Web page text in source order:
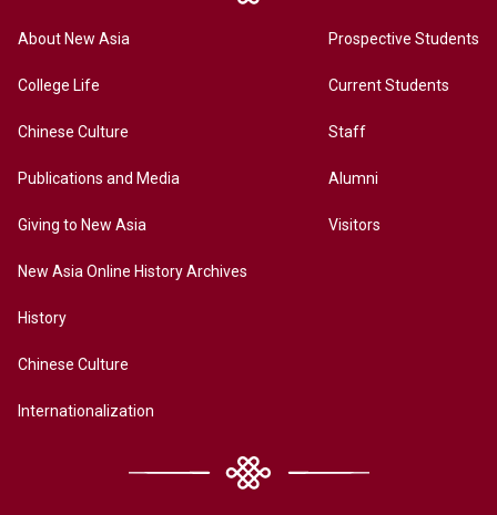
About New Asia
College Life
Chinese Culture
Publications and Media
Giving to New Asia
New Asia Online History Archives
History
Chinese Culture
Internationalization
Prospective Students
Current Students
Staff
Alumni
Visitors